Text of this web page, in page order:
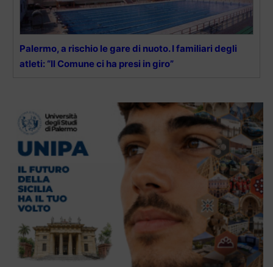
Palermo, a rischio le gare di nuoto. I familiari degli
atleti: “Il Comune ci ha presi in giro”